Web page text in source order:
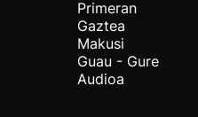
Primeran
Gaztea
Makusi
Guau - Gure
Audioa